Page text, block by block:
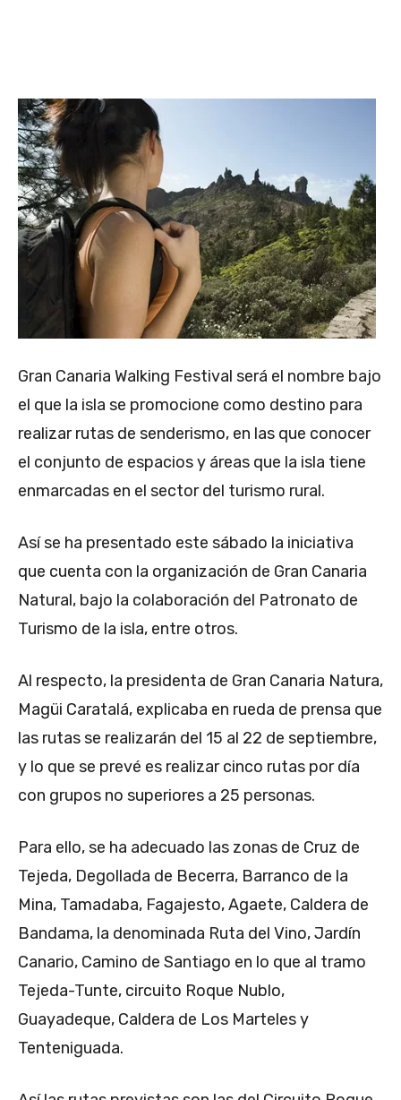
Gran Canaria Walking Festival será el nombre bajo
el que la isla se promocione como destino para
realizar rutas de senderismo, en las que conocer
el conjunto de espacios y áreas que la isla tiene
enmarcadas en el sector del turismo rural.
Así se ha presentado este sábado la iniciativa
que cuenta con la organización de Gran Canaria
Natural, bajo la colaboración del Patronato de
Turismo de la isla, entre otros.
Al respecto, la presidenta de Gran Canaria Natura,
Magüi Caratalá, explicaba en rueda de prensa que
las rutas se realizarán del 15 al 22 de septiembre,
y lo que se prevé es realizar cinco rutas por día
con grupos no superiores a 25 personas.
Para ello, se ha adecuado las zonas de Cruz de
Tejeda, Degollada de Becerra, Barranco de la
Mina, Tamadaba, Fagajesto, Agaete, Caldera de
Bandama, la denominada Ruta del Vino, Jardín
Canario, Camino de Santiago en lo que al tramo
Tejeda-Tunte, circuito Roque Nublo,
Guayadeque, Caldera de Los Marteles y
Tenteniguada.